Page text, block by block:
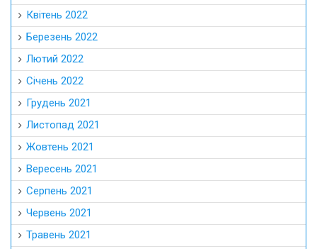
Квітень 2022
Березень 2022
Лютий 2022
Січень 2022
Грудень 2021
Листопад 2021
Жовтень 2021
Вересень 2021
Серпень 2021
Червень 2021
Травень 2021